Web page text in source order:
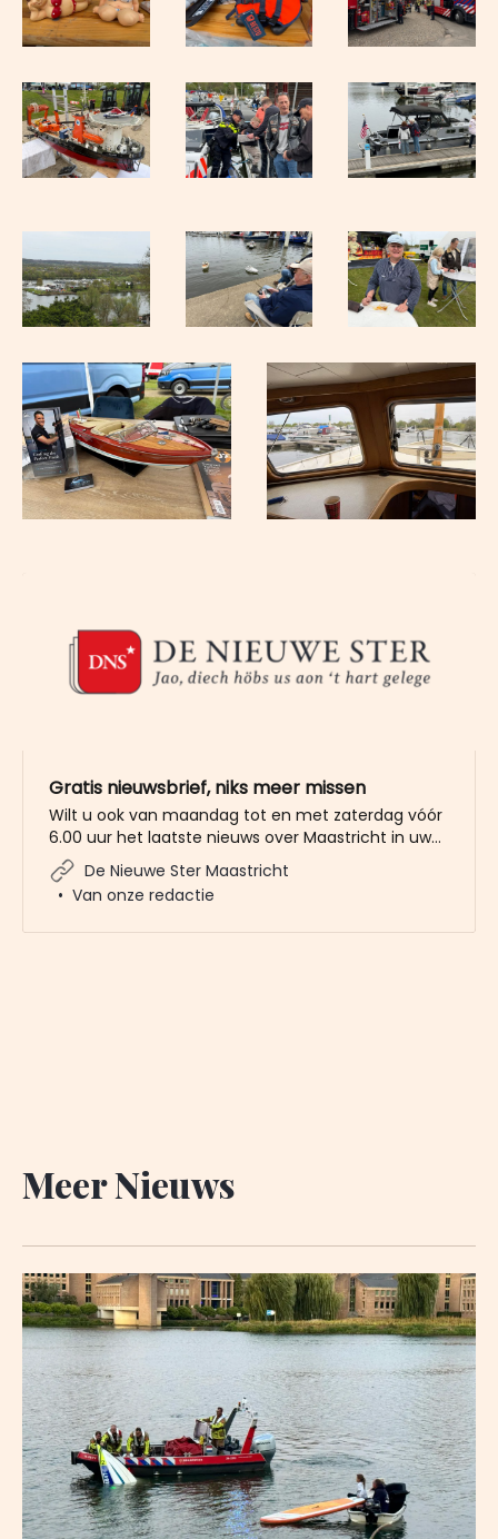
Gratis nieuwsbrief, niks meer missen
Wilt u ook van maandag tot en met zaterdag vóór
6.00 uur het laatste nieuws over Maastricht in uw
mailbox? Meld u dan gratis aan voor de nieuwbrief
van De Nieuwe Ster. Meer dan 20.000 trouwe lezers
gingen u al voor. Het enige wat wij van u vragen
De Nieuwe Ster Maastricht
Van onze redactie
Meer Nieuws